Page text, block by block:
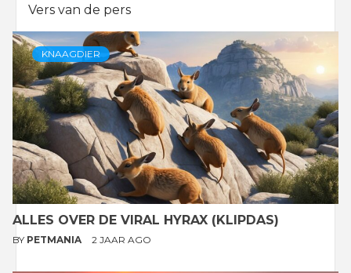
Vers van de pers
KNAAGDIER
ALLES OVER DE VIRAL HYRAX (KLIPDAS)
BY PETMANIA 2 JAAR AGO